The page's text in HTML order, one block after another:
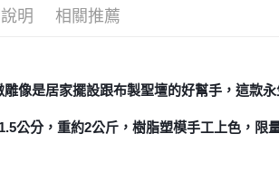
明 相關推薦
雕像是居家擺設跟布製聖壇的好幫手，這款
公分，重約2公斤，樹脂塑模手工上色，限